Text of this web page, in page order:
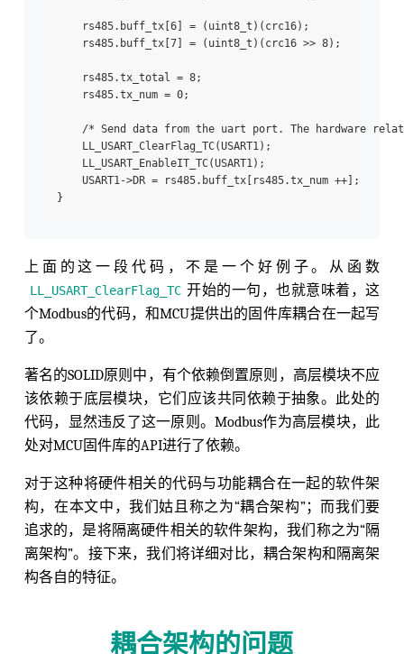
rs485.buff_tx[6] = (uint8_t)(crc16);
rs485.buff_tx[7] = (uint8_t)(crc16 >> 8);
rs485.tx_total = 8;
rs485.tx_num = 0;
/* Send data from the uart port. The hardware
LL_USART_ClearFlag_TC(USART1);
LL_USART_EnableIT_TC(USART1);
USART1->DR = rs485.buff_tx[rs485.tx_num ++];
上面的这一段代码，不是一个好例子。从函数
LL_USART_ClearFlag_TC 开始的一句，也就意味着，这
个Modbus的代码，和MCU提供出的固件库耦合在一起写
了。
著名的SOLID原则中，有个依赖倒置原则，高层模块不应
该依赖于底层模块，它们应该共同依赖于抽象。此处的
代码，显然违反了这一原则。Modbus作为高层模块，此
处对MCU固件库的API进行了依赖。
对于这种将硬件相关的代码与功能耦合在一起的软件架
构，在本文中，我们姑且称之为“耦合架构”；而我们要
追求的，是将隔离硬件相关的软件架构，我们称之为“隔
离架构”。接下来，我们将详细对比，耦合架构和隔离架
构各自的特征。
耦合架构的问题